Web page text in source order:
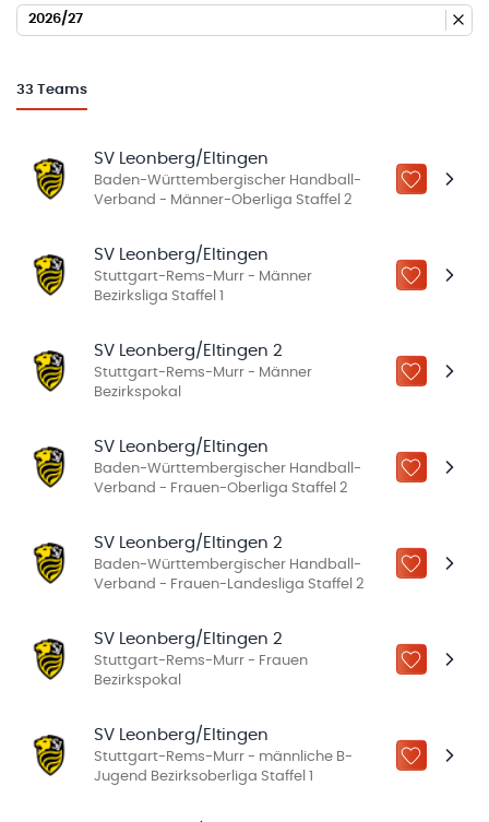
2026/27
33 Teams
SV Leonberg/Eltingen
Baden-Württembergischer Handball-
Verband - Männer-Oberliga Staffel 2
ZU „MEINE
SV Leonberg/Eltingen
Stuttgart-Rems-Murr - Männer
Bezirksliga Staffel 1
ZU „MEINE
SV Leonberg/Eltingen 2
Stuttgart-Rems-Murr - Männer
Bezirkspokal
ZU „MEINE
SV Leonberg/Eltingen
Baden-Württembergischer Handball-
Verband - Frauen-Oberliga Staffel 2
ZU „MEINE
SV Leonberg/Eltingen 2
Baden-Württembergischer Handball-
Verband - Frauen-Landesliga Staffel 2
ZU „MEINE
SV Leonberg/Eltingen 2
Stuttgart-Rems-Murr - Frauen
Bezirkspokal
ZU „MEINE
SV Leonberg/Eltingen
Stuttgart-Rems-Murr - männliche B-
Jugend Bezirksoberliga Staffel 1
ZU „MEINE